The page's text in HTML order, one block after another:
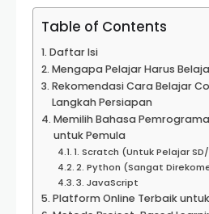
Table of Contents
Daftar Isi
Mengapa Pelajar Harus
Rekomendasi Cara Belajar
Langkah Persiapan
Memilih Bahasa
untuk Pemula
1. Scratch (Untuk Pelajar SD/
2. Python (Sangat
3. JavaScript
Platform Online Terbaik